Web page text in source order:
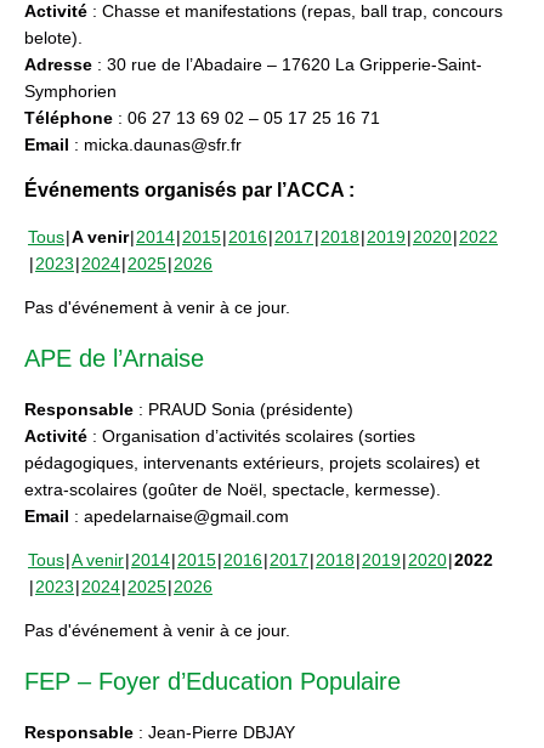
Activité : Chasse et manifestations (repas, ball trap, concours
belote).
Adresse : 30 rue de l’Abadaire – 17620 La Gripperie-Saint-
Symphorien
Téléphone : 06 27 13 69 02 – 05 17 25 16 71
Email : micka.daunas@sfr.fr
Événements organisés par l’ACCA :
Tous A venir 2014 2015 2016 2017 2018 2019 2020 2022
2023 2024 2025 2026
Pas d'événement à venir à ce jour.
APE de l’Arnaise
Responsable : PRAUD Sonia (présidente)
Activité : Organisation d’activités scolaires (sorties
pédagogiques, intervenants extérieurs, projets scolaires) et
extra-scolaires (goûter de Noël, spectacle, kermesse).
Email : apedelarnaise@gmail.com
Tous A venir 2014 2015 2016 2017 2018 2019 2020 2022
2023 2024 2025 2026
Pas d'événement à venir à ce jour.
FEP – Foyer d’Education Populaire
Responsable : Jean-Pierre DBJAY